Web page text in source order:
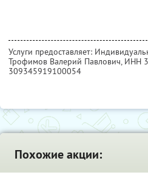
Услуги предоставляет:
Трофимов Валерий Павлович, ИНН
309345919100054
Похожие акции: